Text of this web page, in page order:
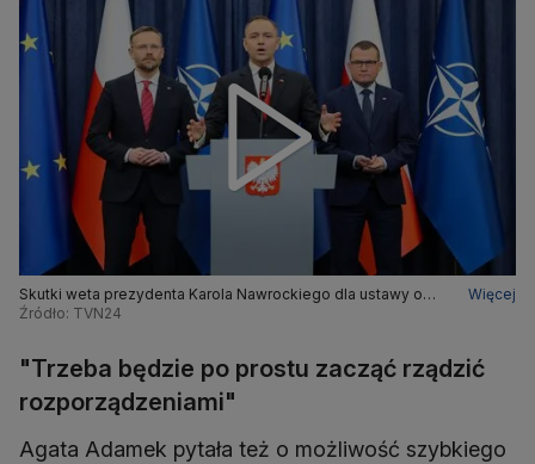
Skutki weta prezydenta Karola Nawrockiego dla ustawy o
pomocy Ukraińcom
Więcej
Źródło: TVN24
"Trzeba będzie po prostu zacząć rządzić
rozporządzeniami"
Agata Adamek pytała też o możliwość szybkiego